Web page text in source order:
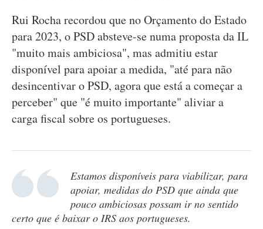
Rui Rocha recordou que no Orçamento do Estado
para 2023, o PSD absteve-se numa proposta da IL
"muito mais ambiciosa", mas admitiu estar
disponível para apoiar a medida, "até para não
desincentivar o PSD, agora que está a começar a
perceber" que "é muito importante" aliviar a
carga fiscal sobre os portugueses.
Estamos disponíveis para viabilizar, para
apoiar, medidas do PSD que ainda que
pouco ambiciosas possam ir no sentido
certo que é baixar o IRS aos portugueses.